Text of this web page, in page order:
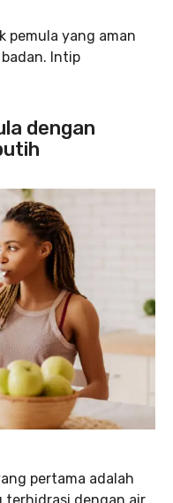
pemula yang aman
Intip
dengan
pertama adalah